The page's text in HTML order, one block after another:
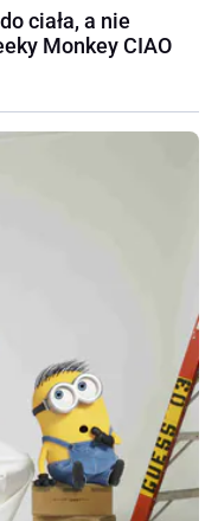
ciała, a nie
Monkey CIAO